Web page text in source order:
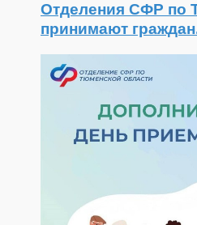
Отделения СФР по
принимают